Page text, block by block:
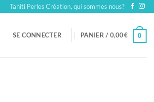
Tahiti Perles Création, qui sommes nous?
SE CONNECTER PANIER / 0,00€ 0